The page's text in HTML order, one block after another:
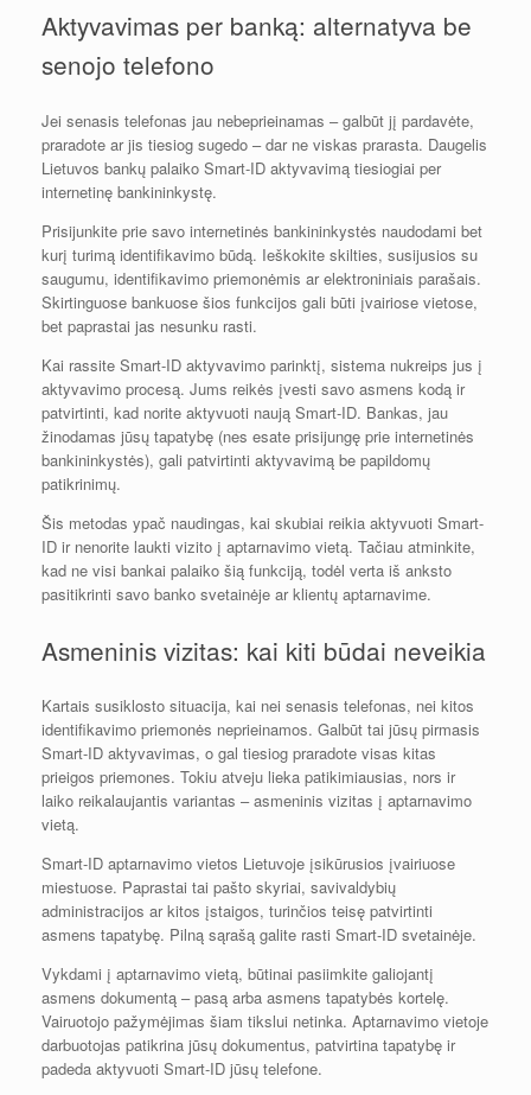
Aktyvavimas per banką: alternatyva be
senojo telefono
Jei senasis telefonas jau nebeprieinamas – galbūt jį pardavėte,
praradote ar jis tiesiog sugedo – dar ne viskas prarasta. Daugelis
Lietuvos bankų palaiko Smart-ID aktyvavimą tiesiogiai per
internetinę bankininkystę.
Prisijunkite prie savo internetinės bankininkystės naudodami bet
kurį turimą identifikavimo būdą. Ieškokite skilties, susijusios su
saugumu, identifikavimo priemonėmis ar elektroniniais parašais.
Skirtinguose bankuose šios funkcijos gali būti įvairiose vietose,
bet paprastai jas nesunku rasti.
Kai rassite Smart-ID aktyvavimo parinktį, sistema nukreips jus į
aktyvavimo procesą. Jums reikės įvesti savo asmens kodą ir
patvirtinti, kad norite aktyvuoti naują Smart-ID. Bankas, jau
žinodamas jūsų tapatybę (nes esate prisijungę prie internetinės
bankininkystės), gali patvirtinti aktyvavimą be papildomų
patikrinimų.
Šis metodas ypač naudingas, kai skubiai reikia aktyvuoti Smart-
ID ir nenorite laukti vizito į aptarnavimo vietą. Tačiau atminkite,
kad ne visi bankai palaiko šią funkciją, todėl verta iš anksto
pasitikrinti savo banko svetainėje ar klientų aptarnavime.
Asmeninis vizitas: kai kiti būdai neveikia
Kartais susiklosto situacija, kai nei senasis telefonas, nei kitos
identifikavimo priemonės neprieinamos. Galbūt tai jūsų pirmasis
Smart-ID aktyvavimas, o gal tiesiog praradote visas kitas
prieigos priemones. Tokiu atveju lieka patikimiausias, nors ir
laiko reikalaujantis variantas – asmeninis vizitas į aptarnavimo
vietą.
Smart-ID aptarnavimo vietos Lietuvoje įsikūrusios įvairiuose
miestuose. Paprastai tai pašto skyriai, savivaldybių
administracijos ar kitos įstaigos, turinčios teisę patvirtinti
asmens tapatybę. Pilną sąrašą galite rasti Smart-ID svetainėje.
Vykdami į aptarnavimo vietą, būtinai pasiimkite galiojantį
asmens dokumentą – pasą arba asmens tapatybės kortelę.
Vairuotojo pažymėjimas šiam tikslui netinka. Aptarnavimo vietoje
darbuotojas patikrina jūsų dokumentus, patvirtina tapatybę ir
padeda aktyvuoti Smart-ID jūsų telefone.